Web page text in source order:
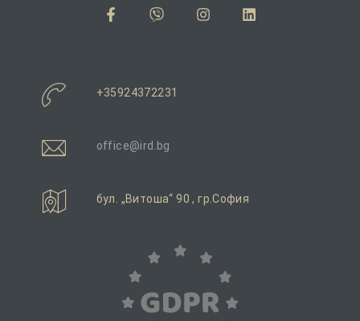
+35924372231
office@ird.bg
бул. „Витоша“ 90 , гр.София